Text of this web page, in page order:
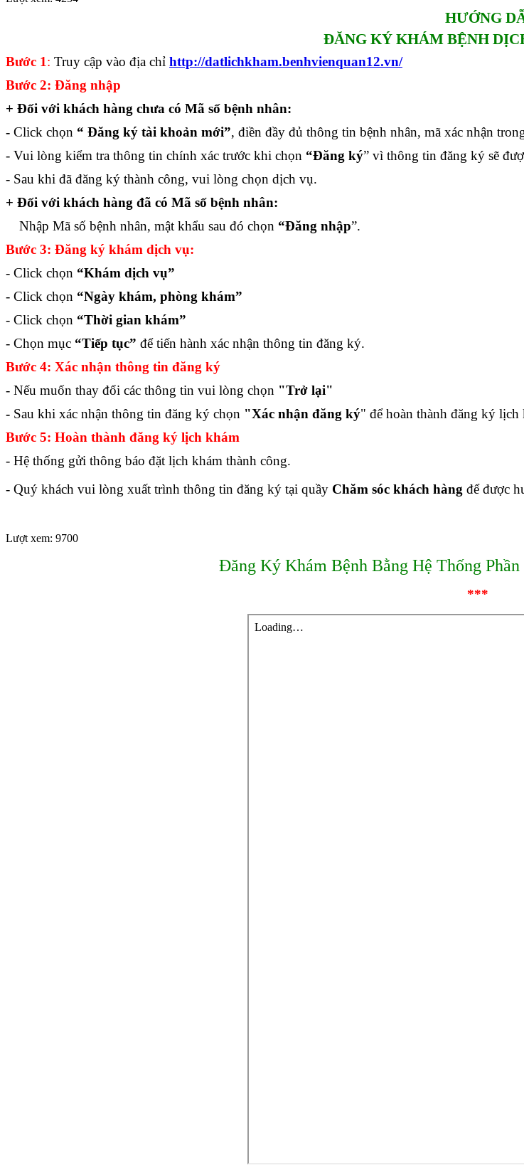
HƯỚNG
ĐĂNG KÝ KHÁM BỆNH
Bước 1: Truy cập vào địa chỉ http://datlichkham.benhvienquan12.vn/
Bước 2: Đăng nhập
+ Đối với khách hàng chưa có Mã số bệnh nhân:
- Click chọn “ Đăng ký tài khoản mới”, điền đầy đủ thông tin bệnh nhân, mã xác nhận
- Vui lòng kiểm tra thông tin chính xác trước khi chọn “Đăng ký” vì thông tin đăng ký sẽ
- Sau khi đã đăng ký thành công, vui lòng chọn dịch vụ.
+ Đối với khách hàng đã có Mã số bệnh nhân:
Nhập Mã số bệnh nhân, mật khẩu sau đó chọn “Đăng nhập”.
Bước 3: Đăng ký khám dịch vụ:
- Click chọn “Khám dịch vụ”
- Click chọn “Ngày khám, phòng khám”
- Click chọn “Thời gian khám”
- Chọn mục “Tiếp tục” để tiến hành xác nhận thông tin đăng ký.
Bước 4: Xác nhận thông tin đăng ký
- Nếu muốn thay đổi các thông tin vui lòng chọn "Trở lại"
- Sau khi xác nhận thông tin đăng ký chọn "Xác nhận đăng ký" để hoàn thành đăng ký lịch
Bước 5: Hoàn thành đăng ký lịch khám
- Hệ thống gửi thông báo đặt lịch khám thành công.
- Quý khách vui lòng xuất trình thông tin đăng ký tại quầy Chăm sóc khách hàng để được
Lượt xem: 9700
Đăng Ký Khám Bệnh Bằng Hệ Thống
***